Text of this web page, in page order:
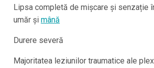
Lipsa completă de mișcare și senzație
umăr și mână
Durere severă
Majoritatea leziunilor traumatice ale